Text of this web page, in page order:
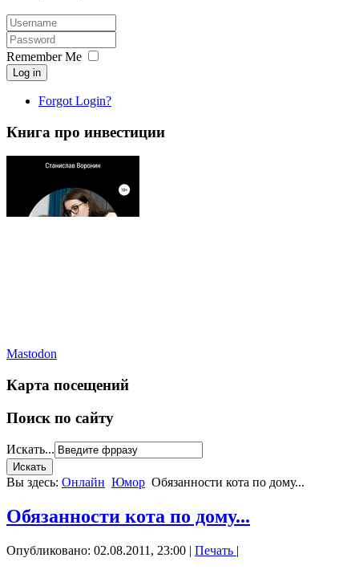
Remember Me
Log in
Forgot Login?
Книга про инвестиции
Mastodon
Карта посещений
Поиск по сайту
Искать...
Вы здесь: Онлайн Юмор Обязанности кота по дому...
Обязанности кота по дому...
Опубликовано: 02.08.2011, 23:00 | Печать |